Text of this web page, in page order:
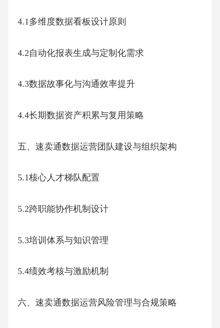
4.1多维度数据看板设计原则
4.2自动化报表生成与定制化需求
4.3数据故事化与沟通效率提升
4.4长期数据资产积累与复用策略
五、速卖通数据运营团队建设与组织架构
5.1核心人才梯队配置
5.2跨职能协作机制设计
5.3培训体系与知识管理
5.4绩效考核与激励机制
六、速卖通数据运营风险管理与合规策略